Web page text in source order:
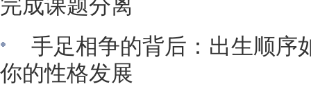
完成课题分离
手足相争的背后：出生顺序
你的性格发展